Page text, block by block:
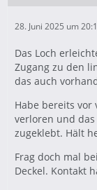
28. Juni 2025 um
Das Loch
Zugang zu den
das auch
Habe bereits vor
verloren und
zugeklebt. Hält
Frag doch mal
Deckel. Kontakt